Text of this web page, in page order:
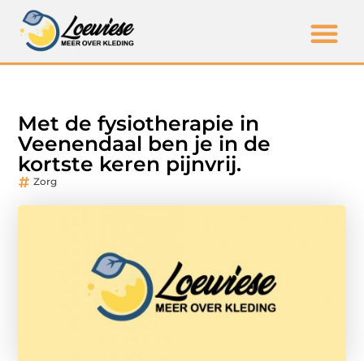
Met de fysiotherapie in
Veenendaal ben je in de
kortste keren pijnvrij.
Zorg